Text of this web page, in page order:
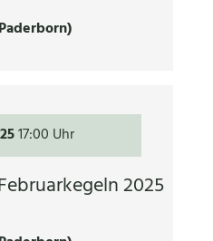
17:00 Uhr
2025